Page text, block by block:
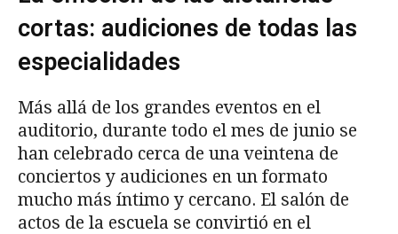
cortas: audiciones de todas las
especialidades
Más allá de los grandes eventos en el
auditorio, durante todo el mes de junio se
han celebrado cerca de una veintena de
conciertos y audiciones en un formato
mucho más íntimo y cercano. El salón de
actos de la escuela se convirtió en el